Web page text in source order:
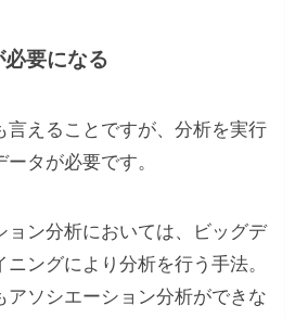
要になる
言えることですが、分析を実行
タが必要です。
ョン分析においては、ビッグデ
ングにより分析を行う手法。
アソシエーション分析ができな